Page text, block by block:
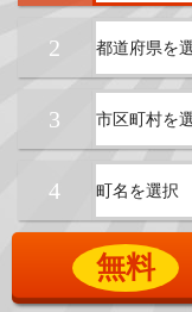
2
3
4
無料